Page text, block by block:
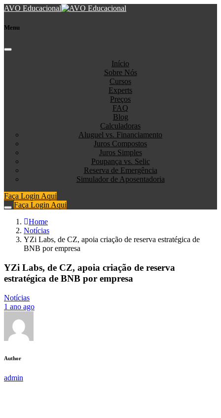
AVO Educacional
Menu
Início
Sobre Nós
Cursos
Experts
Preços
FAQ
Blog
Calculadoras
Aluguel vs. Financiamento
Juros Compostos
Juros Simples
Poupança vs. Selic
Reserva de Emergência
Simulador de Aposentadoria
Faça Login Aqui
Faça Login Aqui
Home
Notícias
YZi Labs, de CZ, apoia criação de reserva estratégica de
BNB por empresa
YZi Labs, de CZ, apoia criação de reserva
estratégica de BNB por empresa
Notícias
1 ano ago
Author
admin